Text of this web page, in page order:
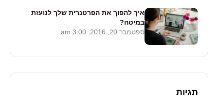
איך להפוך את הפרטנרית שלך לנועזת
במיטה?
ספטמבר 20, 2016, 3:00 am
תגיות